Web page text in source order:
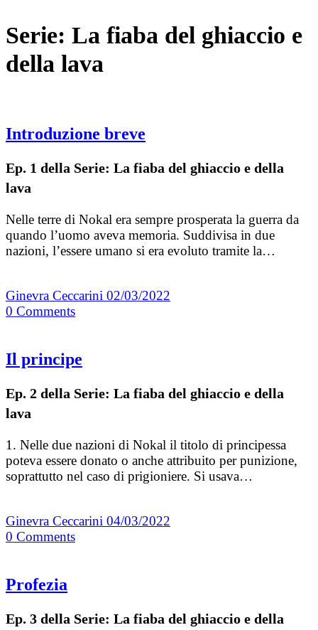
Serie: La fiaba del ghiaccio e
della lava
Introduzione breve
Ep. 1 della Serie: La fiaba del ghiaccio e della
lava
Nelle terre di Nokal era sempre prosperata la guerra da
quando l’uomo aveva memoria. Suddivisa in due
nazioni, l’essere umano si era evoluto tramite la…
Ginevra Ceccarini 02/03/2022
0 Comments
Il principe
Ep. 2 della Serie: La fiaba del ghiaccio e della
lava
1. Nelle due nazioni di Nokal il titolo di principessa
poteva essere donato o anche attribuito per punizione,
soprattutto nel caso di prigioniere. Si usava…
Ginevra Ceccarini 04/03/2022
0 Comments
Profezia
Ep. 3 della Serie: La fiaba del ghiaccio e della